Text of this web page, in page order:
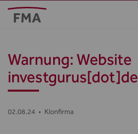
Warnung: Website
investgurus[dot]de
02.08.24 • Klonfirma